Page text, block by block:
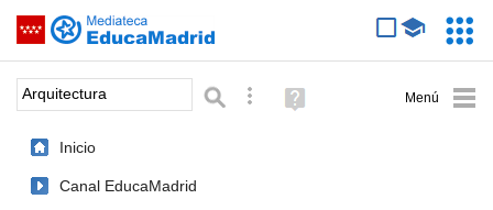
Saltar navegación
Palabra o frase: Búsqueda avanzada
Ayuda
(en
Inicio
Canal EducaMadrid